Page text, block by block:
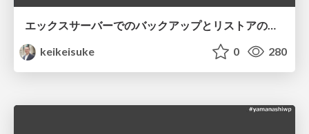
エックスサーバーでのバックアップとリストアの方法 / 2025-05-24 Okayama WordPress Meetup
keikeisuke
0 280